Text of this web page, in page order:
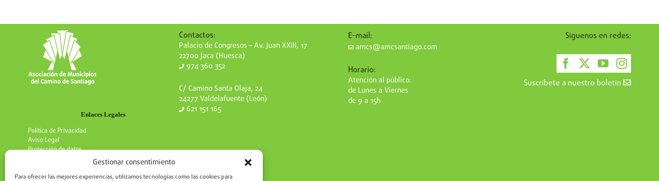
Gestionar consentimiento
Para ofrecer las mejores experiencias, utilizamos tecnologías como las cookies para
Enlaces Legales
Política de Privacidad
Aviso Legal
Protección de datos
Contactos:
Palacio de Congresos – Av. Juan XXIII, 17
22700 Jaca (Huesca)
974 360 352
C/ Camino Santa Olaja, 24
24277 Valdelafuente (León)
621 151 165
E-mail:
amcs@amcsantiago.com
Horario:
Atención al público:
de Lunes a Viernes
de 9 a 15h
Síguenos en redes:
Suscríbete a nuestro boletín